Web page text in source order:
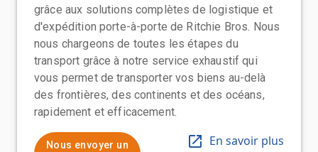
grâce aux solutions complètes de logistique et
d'expédition porte-à-porte de Ritchie Bros. Nous
nous chargeons de toutes les étapes du
transport grâce à notre service exhaustif qui
vous permet de transporter vos biens au-delà
des frontières, des continents et des océans,
rapidement et efficacement.
Nous envoyer un
En savoir plus